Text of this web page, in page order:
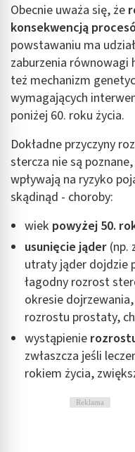
Obecnie uważa się, że
konsekwencją
powstawaniu ma
zaburzenia
też mechanizm
wymagających
poniżej 60. roku życia.
Dokładne przyczyny
stercza nie są
wpływają na ryzyko
skądinąd - choroby:
wiek powyżej 50.
usunięcie jąder (np.
utraty jąder dojdzie
łagodny rozrost
okresie
rozrostu prostaty,
wystąpienie
zwłaszcza jeśli
rokiem życia,
Reklama